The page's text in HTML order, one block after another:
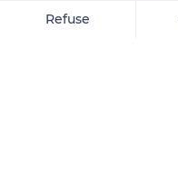
Refuse